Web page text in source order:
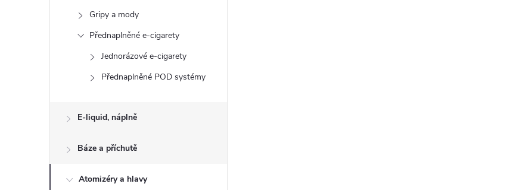
a
Gripy a mody
Přednaplněné e-cigarety
Jednorázové e-cigarety
Přednaplněné POD systémy
E-liquid, náplně
Báze a příchutě
Atomizéry a hlavy